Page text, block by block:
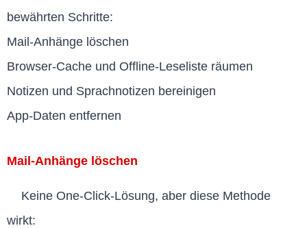
bewährten Schritte:
Mail-Anhänge löschen
Browser-Cache und Offline-Leseliste räumen
Notizen und Sprachnotizen bereinigen
App-Daten entfernen
Mail-Anhänge löschen
Keine One-Click-Lösung, aber diese Methode
wirkt: